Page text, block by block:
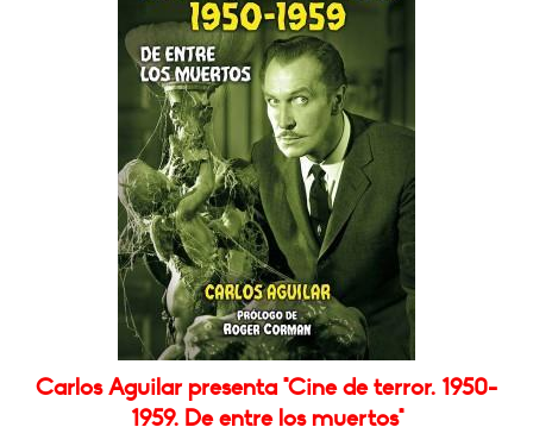
Carlos Aguilar presenta "Cine de terror. 1950-
1959. De entre los muertos"